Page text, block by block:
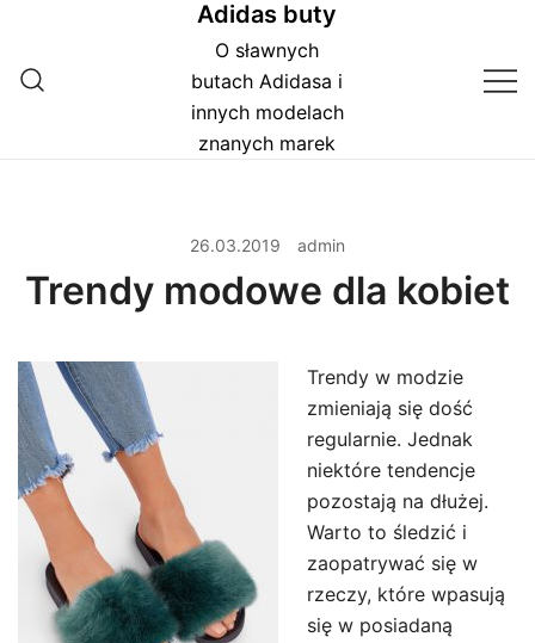
treści
Adidas buty
O sławnych
butach Adidasa i
innych modelach
znanych marek
26.03.2019 admin
Trendy modowe dla kobiet
Trendy w modzie
zmieniają się dość
regularnie. Jednak
niektóre tendencje
pozostają na dłużej.
Warto to śledzić i
zaopatrywać się w
rzeczy, które wpasują
się w posiadaną